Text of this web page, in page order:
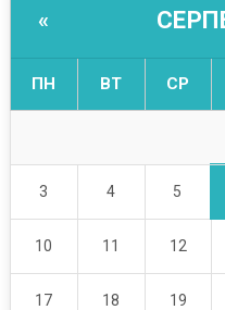
«
ПН ВТ СР
3 4 5
10 11 12
17 18 19